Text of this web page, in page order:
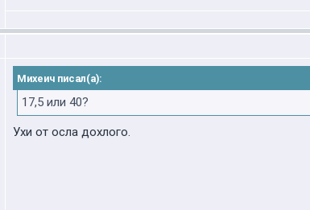
Михеич писал(а):
17,5 или 40?
Ухи от осла дохлого.